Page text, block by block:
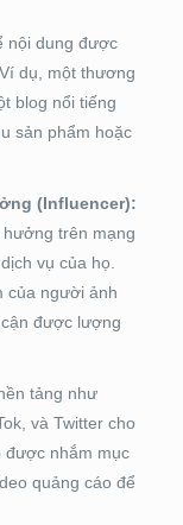
nội dung được
dụ, một thương
blog nổi tiếng
sản phẩm hoặc
(Influencer):
trên mạng
vụ của họ.
của người ảnh
được lượng
tảng như
và Twitter cho
được nhắm mục
quảng cáo để